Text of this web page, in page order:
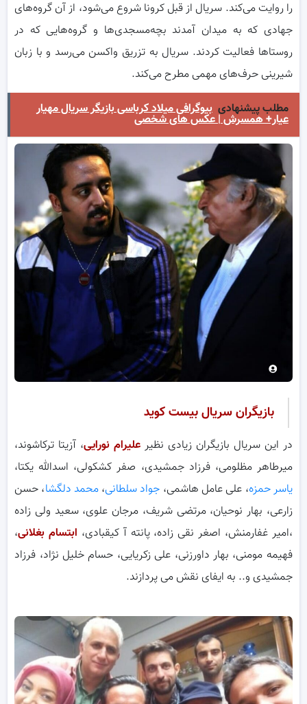
را روایت می‌کند. سریال از قبل کرونا شروع می‌شود، از آن گروه‌های
جهادی که به میدان آمدند بچه‌مسجدی‌ها و گروه‌هایی که در
روستاها فعالیت کردند. سریال به تزریق واکسن می‌رسد و با زبان
شیرینی حرف‌های مهمی مطرح می‌کند.
مطلب پیشنهادی بیوگرافی میلاد کرباسی بازیگر سریال مهیار
عیار+ همسرش | عکس های شخصی
بازیگران سریال بیست کوید
در این سریال بازیگران زیادی نظیر علیرام نورایی، آزیتا ترکاشوند،
میرطاهر مظلومی، فرزاد جمشیدی، صفر کشکولی، اسدالله یکتا،
یاسر حمزه، علی عامل هاشمی، جواد سلطانی،محمد دلگشا، حسن
زارعی، بهار نوحیان، مرتضی شریف، مرجان علوی، سعید ولی زاده
،امیر غفارمنش، اصغر نقی زاده، پانته آ کیقبادی، ابتسام بغلانی،
‌فهیمه مومنی، بهار داورزنی، علی زکریایی، حسام خلیل نژاد، فرزاد
جمشیدی و.. به ایفای نقش می پردازند.